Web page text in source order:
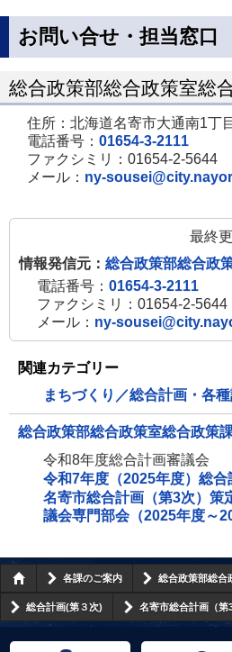
お問い合せ・担当窓口
総合政策部総合政策室総
住所：北海道名寄市大通南1丁目
電話番号： 01654-3-2111
ファクシミリ：01654-2-5644
メール： ny-
最終
情報発信元： 総合政策部総合政
電話番号： 01654-3-2111
ファクシミリ：01654-2-5644
メール： ny-
関連カテゴリー
まちづくり／総合計画・各
総合政策部総合政策室総合政策
令和8年度総合計画審議会
令和7年度（2025年度）総合
名寄市総合計画（第3次）策
議会専門部会（2025年度～
各課のご案内 総合政策部総合
総合計画(第３次) 名寄市総合計画（第